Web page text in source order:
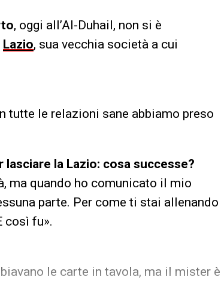
, oggi all’Al-Duhail, non si è
Lazio, sua vecchia società a cui
tutte le relazioni sane abbiamo preso
la Lazio: cosa successe?
ma quando ho comunicato il mio
parte. Per come ti stai allenando
così fu».
le carte in tavola, ma il mister è